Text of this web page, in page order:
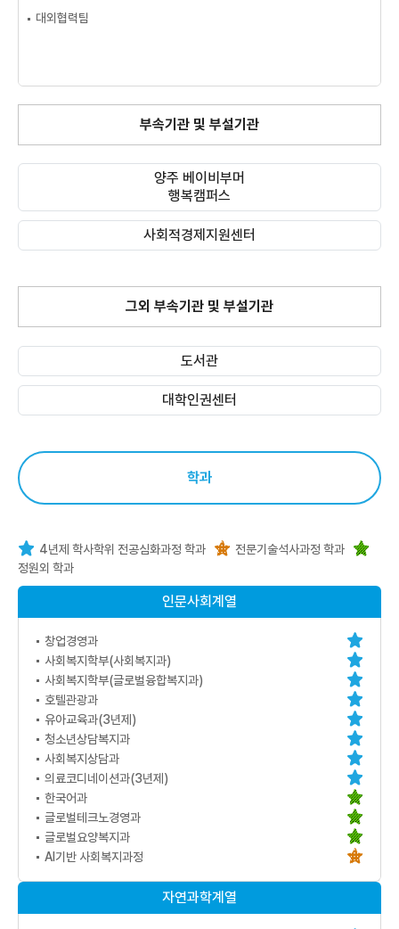
대외협력팀
부속기관 및 부설기관
양주 베이비부머
행복캠퍼스
사회적경제지원센터
그외 부속기관 및 부설기관
도서관(새 창 열림)
대학인권센터
학과
인문사회계열
창업경영과
사회복지학부(사회복지과)
사회복지학부(글로벌융합복지과)
호텔관광과
유아교육과(3년제)
청소년상담복지과
사회복지상담과
의료코디네이션과(3년제)
한국어과
글로벌테크노경영과
글로벌요양복지과
AI기반 사회복지과정
자연과학계열
4년제 학사학위 전공심화과정 학과
전문기술석사과정 학과
정원외 학과